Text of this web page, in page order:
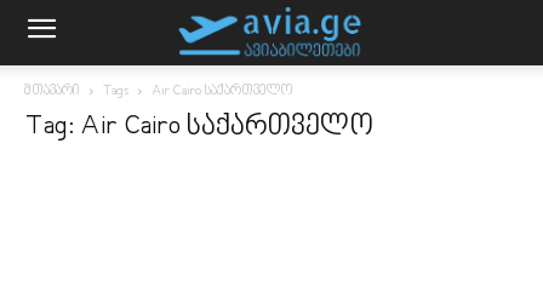
მთავარი Tags Air Cairo საქართველო
Tag: Air Cairo საქართველო